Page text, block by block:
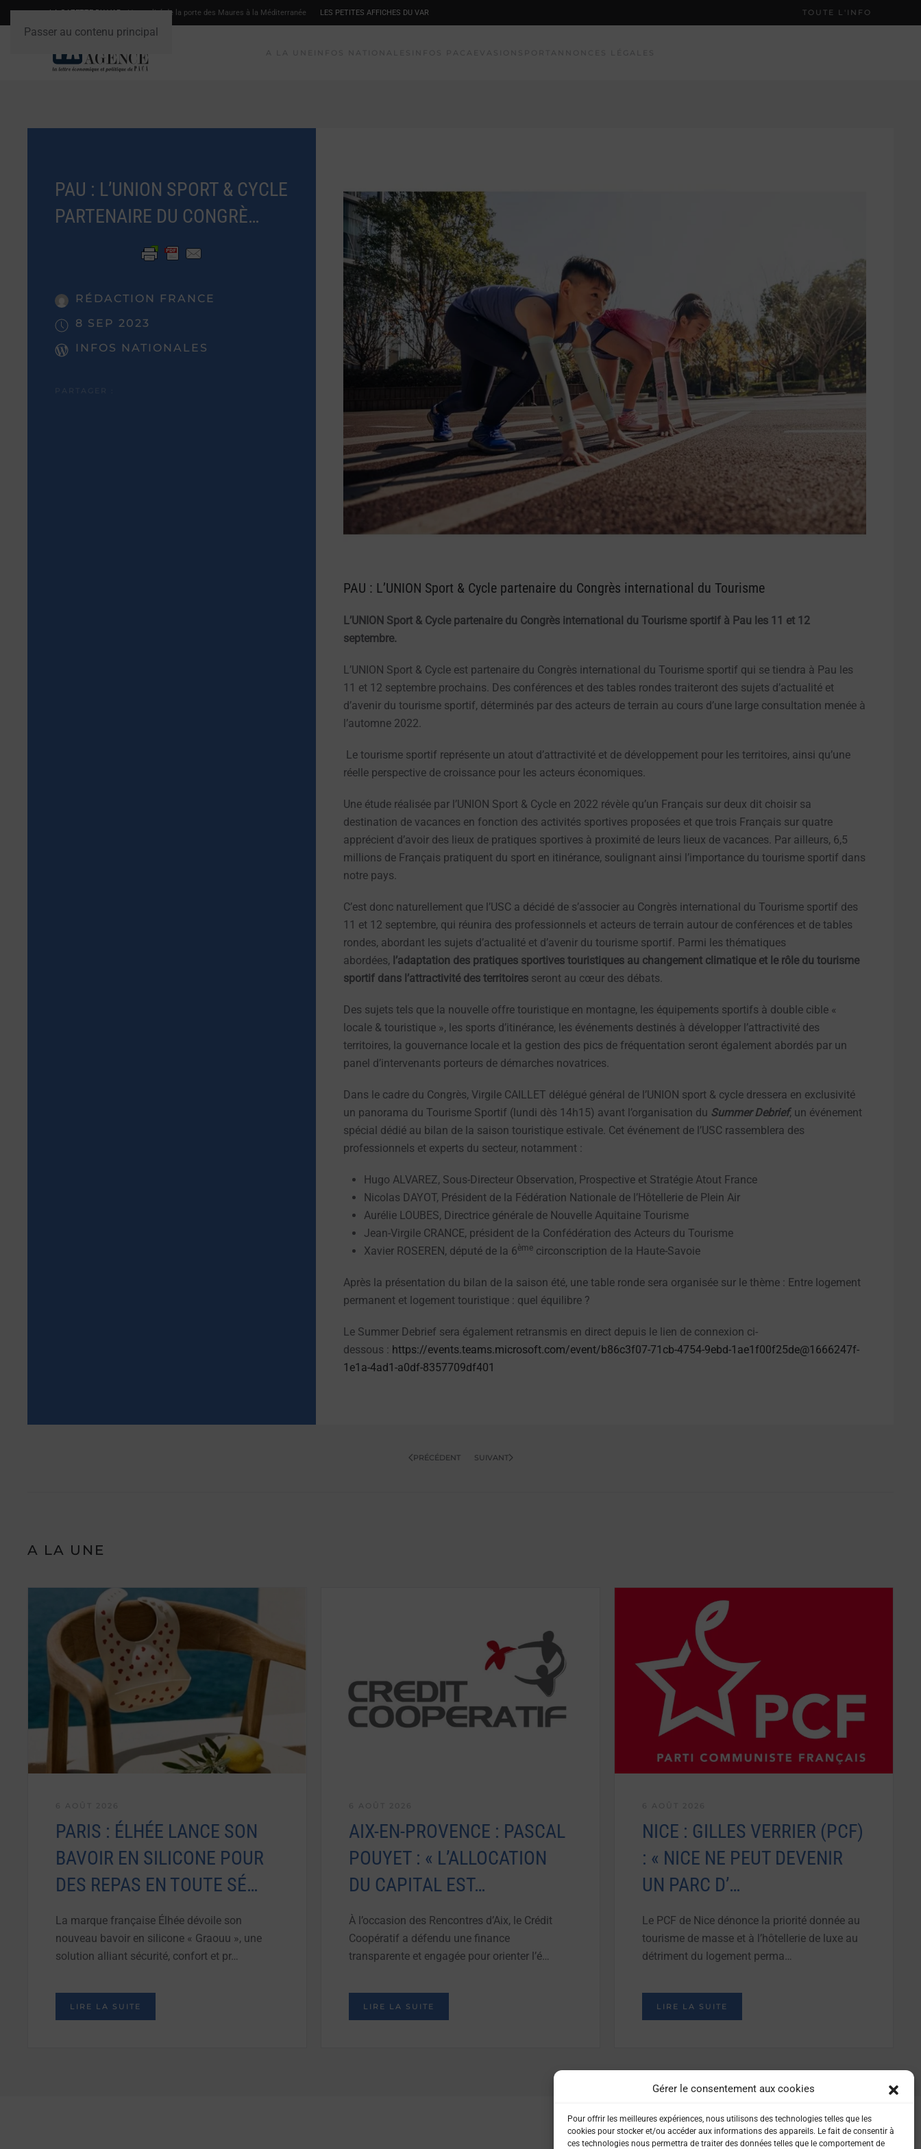
Gérer le consentement aux cookies
Pour offrir les meilleures expériences, nous utilisons des technologies telles que les
cookies pour stocker et/ou accéder aux informations des appareils. Le fait de consentir à
ces technologies nous permettra de traiter des données telles que le comportement de
Passer au contenu principal
LA GAZETTE DU VAR- L'actualité de la porte des Maures à la Méditerranée LES PETITES AFFICHES DU VAR TOUTE L'INFO
PAU : L’UNION SPORT & CYCLE
PARTENAIRE DU CONGRÈ…
RÉDACTION FRANCE
8 SEP 2023
INFOS NATIONALES
PAU : L’UNION Sport & Cycle partenaire du Congrès international du Tourisme
L’UNION Sport & Cycle partenaire du Congrès international du Tourisme sportif à Pau les 11 et 12
septembre.
L’UNION Sport & Cycle est partenaire du Congrès international du Tourisme sportif qui se tiendra à Pau les
11 et 12 septembre prochains. Des conférences et des tables rondes traiteront des sujets d’actualité et
d’avenir du tourisme sportif, déterminés par des acteurs de terrain au cours d’une large consultation menée à
l’automne 2022.
Le tourisme sportif représente un atout d’attractivité et de développement pour les territoires, ainsi qu’une
réelle perspective de croissance pour les acteurs économiques.
Une étude réalisée par l’UNION Sport & Cycle en 2022 révèle qu’un Français sur deux dit choisir sa
destination de vacances en fonction des activités sportives proposées et que trois Français sur quatre
apprécient d’avoir des lieux de pratiques sportives à proximité de leurs lieux de vacances. Par ailleurs, 6,5
millions de Français pratiquent du sport en itinérance, soulignant ainsi l’importance du tourisme sportif dans
notre pays.
C’est donc naturellement que l’USC a décidé de s’associer au Congrès international du Tourisme sportif des
11 et 12 septembre, qui réunira des professionnels et acteurs de terrain autour de conférences et de tables
rondes, abordant les sujets d’actualité et d’avenir du tourisme sportif. Parmi les thématiques
abordées, l’adaptation des pratiques sportives touristiques au changement climatique et le rôle du tourisme
sportif dans l’attractivité des territoires seront au cœur des débats.
Des sujets tels que la nouvelle offre touristique en montagne, les équipements sportifs à double cible «
locale & touristique », les sports d’itinérance, les événements destinés à développer l’attractivité des
territoires, la gouvernance locale et la gestion des pics de fréquentation seront également abordés par un
panel d’intervenants porteurs de démarches novatrices.
Dans le cadre du Congrès, Virgile CAILLET délégué général de l’UNION sport & cycle dressera en exclusivité
un panorama du Tourisme Sportif (lundi dès 14h15) avant l’organisation du Summer Debrief, un événement
spécial dédié au bilan de la saison touristique estivale. Cet événement de l’USC rassemblera des
professionnels et experts du secteur, notamment :
Hugo ALVAREZ, Sous-Directeur Observation, Prospective et Stratégie Atout France
Nicolas DAYOT, Président de la Fédération Nationale de l’Hôtellerie de Plein Air
Aurélie LOUBES, Directrice générale de Nouvelle Aquitaine Tourisme
Jean-Virgile CRANCE, président de la Confédération des Acteurs du Tourisme
Xavier ROSEREN, député de la 6ème circonscription de la Haute-Savoie
Après la présentation du bilan de la saison été, une table ronde sera organisée sur le thème : Entre logement
permanent et logement touristique : quel équilibre ?
Le Summer Debrief sera également retransmis en direct depuis le lien de connexion ci-
dessous : https://events.teams.microsoft.com/event/b86c3f07-71cb-4754-9ebd-1ae1f00f25de@1666247f-
1e1a-4ad1-a0df-8357709df401
PRÉCÉDENT SUIVANT
A LA UNE
PARIS : ÉLHÉE LANCE SON
BAVOIR EN SILICONE POUR
DES REPAS EN TOUTE SÉ…
La marque française Élhée dévoile son
nouveau bavoir en silicone « Graouu », une
solution alliant sécurité, confort et pr…
LIRE LA SUITE
AIX-EN-PROVENCE : PASCAL
POUYET : « L’ALLOCATION
DU CAPITAL EST…
À l’occasion des Rencontres d’Aix, le Crédit
Coopératif a défendu une finance
transparente et engagée pour orienter l’é…
LIRE LA SUITE
NICE : GILLES VERRIER (PCF)
: « NICE NE PEUT DEVENIR
UN PARC D’…
Le PCF de Nice dénonce la priorité donnée au
tourisme de masse et à l’hôtellerie de luxe au
détriment du logement perma…
LIRE LA SUITE